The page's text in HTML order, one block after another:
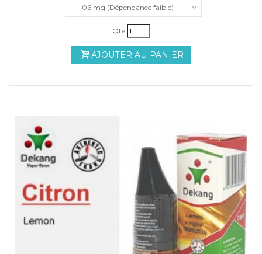
06 mg (Dépendance faible)
Qté
AJOUTER AU PANIER